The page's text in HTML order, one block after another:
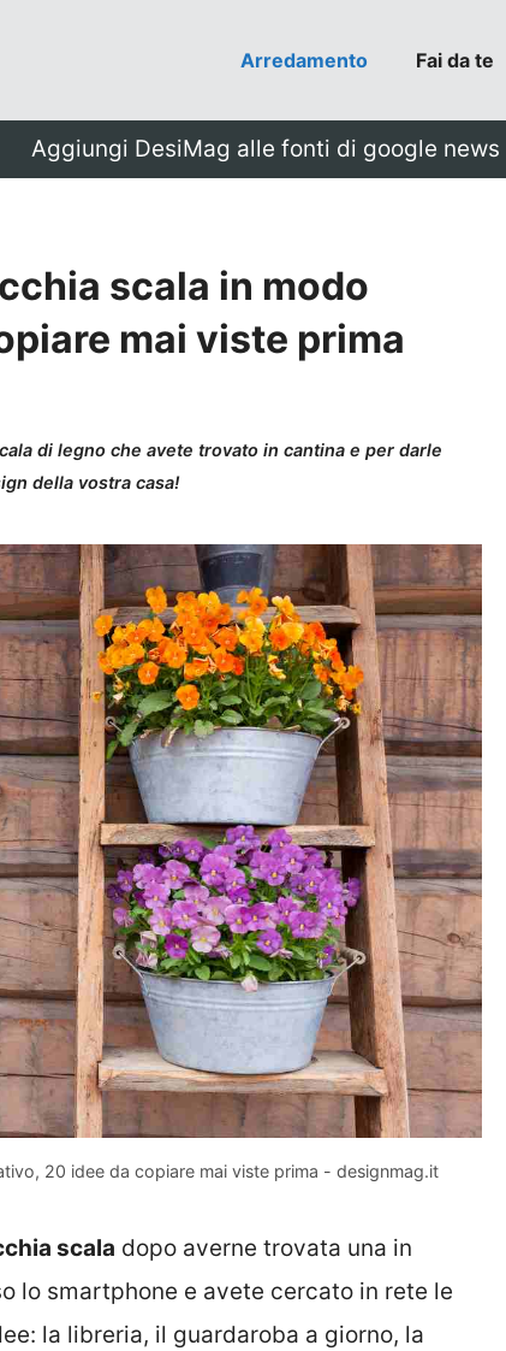
Arredamento Fai da te
Aggiungi DesiMag alle fonti di google news
scala in modo
mai viste prima
di legno che avete trovato in cantina e per darle
della vostra casa!
20 idee da copiare mai viste prima - designmag.it
scala dopo averne trovata una in
lo smartphone e avete cercato in rete le
la libreria, il guardaroba a giorno, la